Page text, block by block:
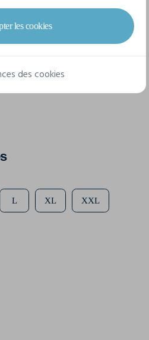
L XL XXL
les cookies
des cookies